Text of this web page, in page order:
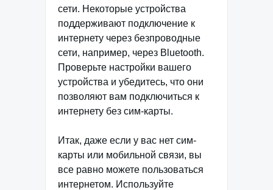
сети. Некоторые устройства
поддерживают подключение к
интернету через безпроводные
сети, например, через Bluetooth.
Проверьте настройки вашего
устройства и убедитесь, что они
позволяют вам подключиться к
интернету без сим-карты.
Итак, даже если у вас нет сим-
карты или мобильной связи, вы
все равно можете пользоваться
интернетом. Используйте